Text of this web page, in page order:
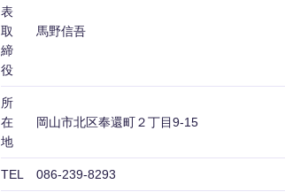
表
取
締
役
馬野信吾
所
在
地
岡山市北区奉還町２丁目9-15
TEL 086-239-8293